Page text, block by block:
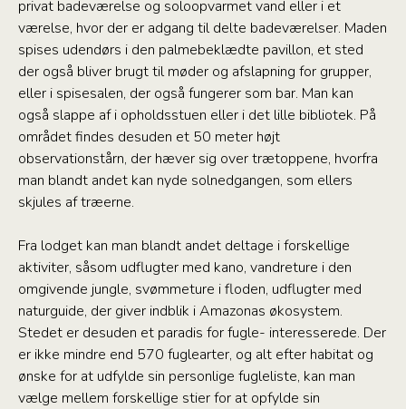
privat badeværelse og soloopvarmet vand eller i et
værelse, hvor der er adgang til delte badeværelser. Maden
spises udendørs i den palmebeklædte pavillon, et sted
der også bliver brugt til møder og afslapning for grupper,
eller i spisesalen, der også fungerer som bar. Man kan
også slappe af i opholdsstuen eller i det lille bibliotek. På
området findes desuden et 50 meter højt
observationstårn, der hæver sig over trætoppene, hvorfra
man blandt andet kan nyde solnedgangen, som ellers
skjules af træerne.
Fra lodget kan man blandt andet deltage i forskellige
aktiviter, såsom udflugter med kano, vandreture i den
omgivende jungle, svømmeture i floden, udflugter med
naturguide, der giver indblik i Amazonas økosystem.
Stedet er desuden et paradis for fugle- interesserede. Der
er ikke mindre end 570 fuglearter, og alt efter habitat og
ønske for at udfylde sin personlige fugleliste, kan man
vælge mellem forskellige stier for at opfylde sin